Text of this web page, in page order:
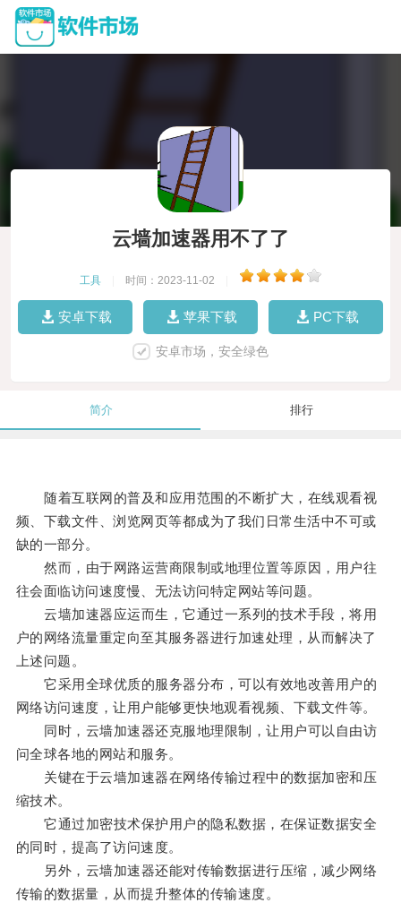
云墙加速器用不了了
工具 时间：2023-11-02
安卓下载 苹果下载 PC下载
安卓市场，安全绿色
简介 排行
随着互联网的普及和应用范围的不断扩大，在线观看视
频、下载文件、浏览网页等都成为了我们日常生活中不可或
缺的一部分。
然而，由于网路运营商限制或地理位置等原因，用户往
往会面临访问速度慢、无法访问特定网站等问题。
云墙加速器应运而生，它通过一系列的技术手段，将用
户的网络流量重定向至其服务器进行加速处理，从而解决了
上述问题。
它采用全球优质的服务器分布，可以有效地改善用户的
网络访问速度，让用户能够更快地观看视频、下载文件等。
同时，云墙加速器还克服地理限制，让用户可以自由访
问全球各地的网站和服务。
关键在于云墙加速器在网络传输过程中的数据加密和压
缩技术。
它通过加密技术保护用户的隐私数据，在保证数据安全
的同时，提高了访问速度。
另外，云墙加速器还能对传输数据进行压缩，减少网络
传输的数据量，从而提升整体的传输速度。